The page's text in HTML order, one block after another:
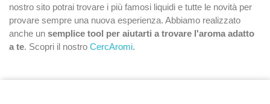
nostro sito potrai trovare i più famosi liquidi e tutte le novità per
provare sempre una nuova esperienza. Abbiamo realizzato
anche un semplice tool per aiutarti a trovare l'aroma adatto
a te. Scopri il nostro CercAromi.